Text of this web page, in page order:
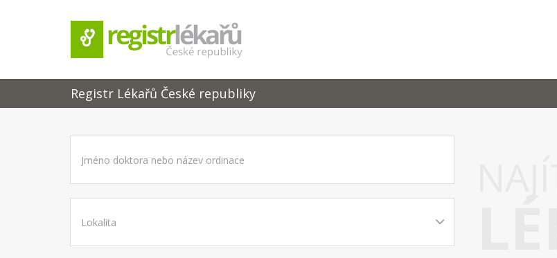
Registr Lékařů České republiky